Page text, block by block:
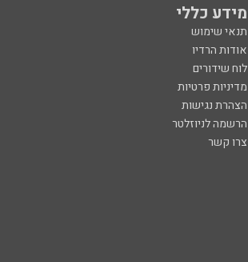
מידע כללי
תנאי שימוש
אודות הרדיו
לוח שידורים
מדיניות פרטיות
הצהרת נגישות
הרשמה לניוזלטר
צרו קשר